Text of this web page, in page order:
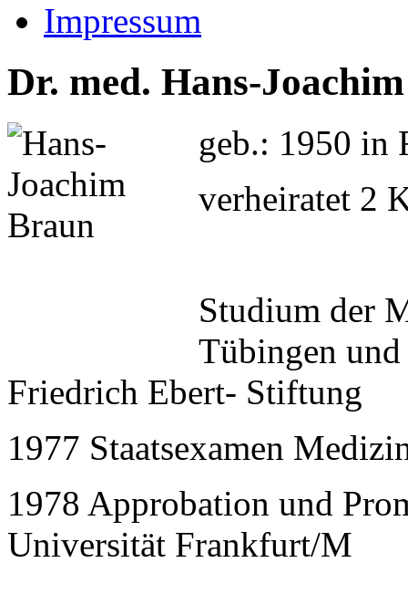
Impressum
Dr. med. Hans-
geb.: 1950 in
verheiratet 2
Studium der
Tübingen
Friedrich Ebert- Stiftung
1977 Staatsexamen
1978 Approbation und
Universität Frankfurt/M